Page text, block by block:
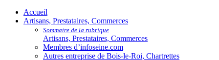
Accueil
Artisans, Prestataires, Commerces
Sommaire de la rubrique
Artisans, Prestataires, Commerces
Membres d’infoseine.com
Autres entreprise de Bois-le-Roi, Chartrettes